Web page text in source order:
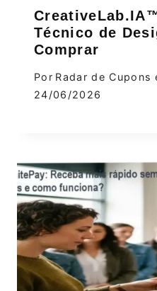
Técnico de
Comprar
Por Radar de Cupons
24/06/2026